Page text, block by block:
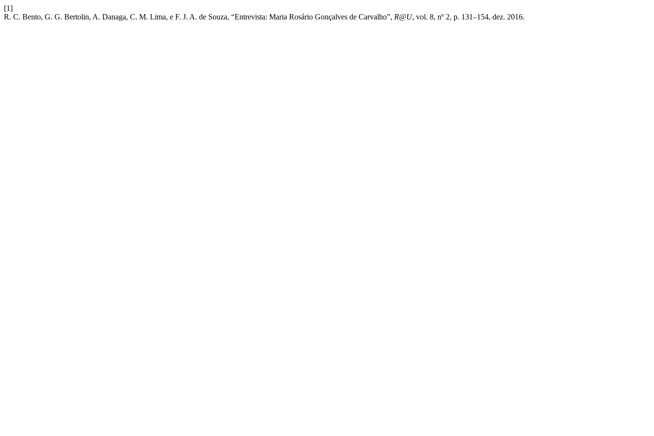
[1]
R. C. Bento, G. G. Bertolin, A. Danaga, C. M. Lima, e F. J. A. de Souza, “Entrevista: Maria Rosário Gonçalves de Carvalho”, R@U, vol. 8, nº 2, p. 131–154, dez. 2016.